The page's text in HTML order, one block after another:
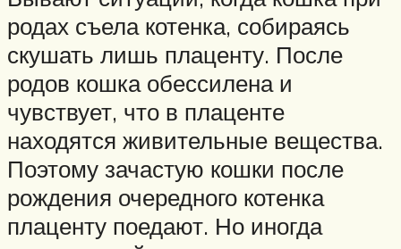
родах съела котенка, собираясь
скушать лишь плаценту. После
родов кошка обессилена и
чувствует, что в плаценте
находятся живительные вещества.
Поэтому зачастую кошки после
рождения очередного котенка
плаценту поедают. Но иногда